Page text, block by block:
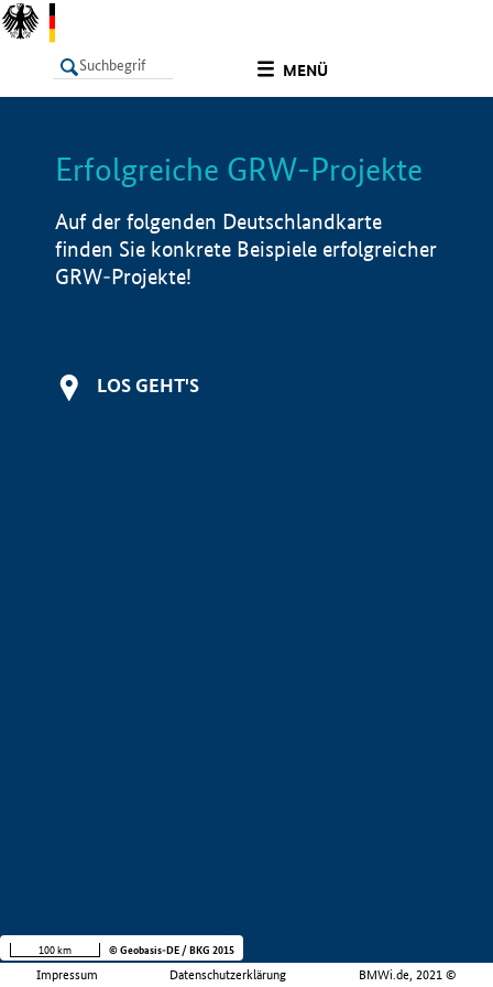
MENÜ
LISTE Info
Erfolgreiche GRW-Projekte
Auf der folgenden Deutschlandkarte
finden Sie konkrete Beispiele erfolgreicher
GRW-Projekte!
LOS GEHT'S
Impressum Datenschutzerklärung BMWi.de, 2021 ©
100 km © Geobasis-DE / BKG 2015